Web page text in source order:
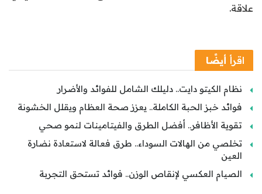
علاقة.
اقرأ أيضًا
نظام الكيتو دايت.. دليلك الشامل للفوائد والأضرار
فوائد خبز الحبة الكاملة.. يعزز صحة العظام ويقلل الخشونة
تقوية الأظافر.. أفضل الطرق والفيتامينات لنمو صحي
تخلصي من الهالات السوداء.. طرق فعالة لاستعادة نضارة
العين
الصيام العكسي لإنقاص الوزن.. فوائد تستحق التجربة